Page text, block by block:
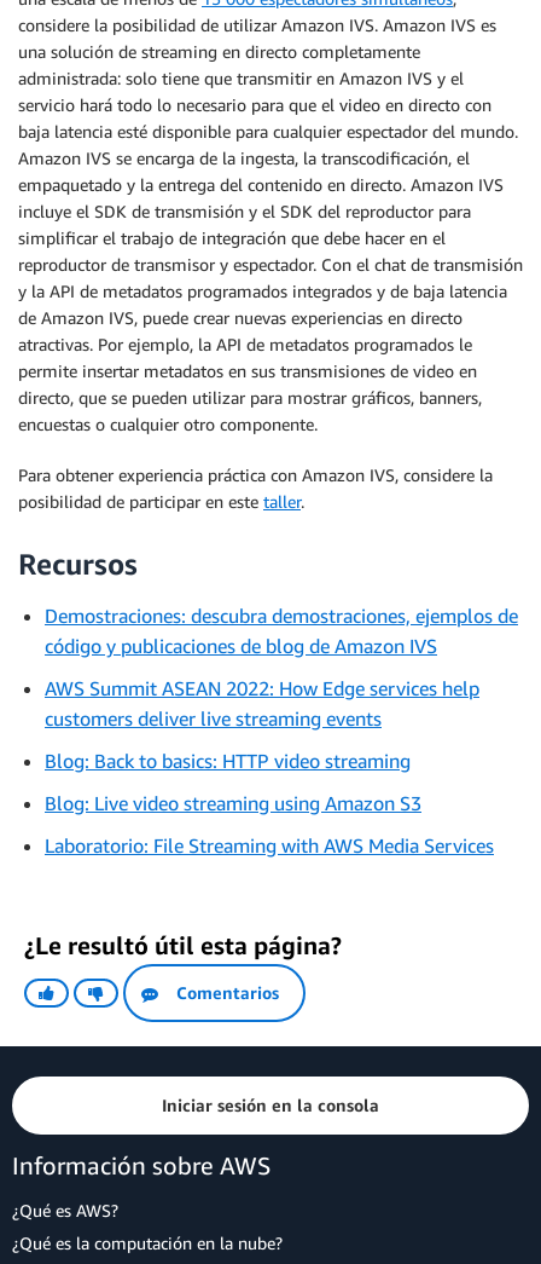
considere la posibilidad de utilizar Amazon IVS. Amazon IVS es
una solución de streaming en directo completamente
administrada: solo tiene que transmitir en Amazon IVS y el
servicio hará todo lo necesario para que el video en directo con
baja latencia esté disponible para cualquier espectador del mundo.
Amazon IVS se encarga de la ingesta, la transcodificación, el
empaquetado y la entrega del contenido en directo. Amazon IVS
incluye el SDK de transmisión y el SDK del reproductor para
simplificar el trabajo de integración que debe hacer en el
reproductor de transmisor y espectador. Con el chat de transmisión
y la API de metadatos programados integrados y de baja latencia
de Amazon IVS, puede crear nuevas experiencias en directo
atractivas. Por ejemplo, la API de metadatos programados le
permite insertar metadatos en sus transmisiones de video en
directo, que se pueden utilizar para mostrar gráficos, banners,
encuestas o cualquier otro componente.
Para obtener experiencia práctica con Amazon IVS, considere la
posibilidad de participar en este taller.
Recursos
Demostraciones: descubra demostraciones, ejemplos de
código y publicaciones de blog de Amazon IVS
AWS Summit ASEAN 2022: How Edge services help
customers deliver live streaming events
Blog: Back to basics: HTTP video streaming
Blog: Live video streaming using Amazon S3
Laboratorio: File Streaming with AWS Media Services
¿Le resultó útil esta página?
Comentarios
Iniciar sesión en la consola
Información sobre AWS
¿Qué es AWS?
¿Qué es la computación en la nube?